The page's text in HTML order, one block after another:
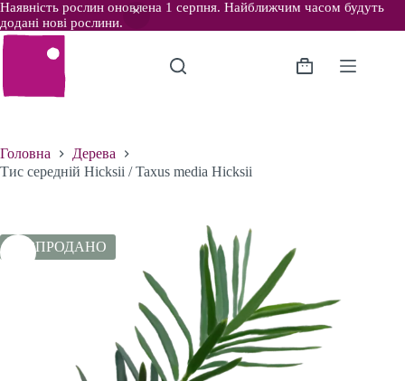
Наявність рослин оновлена 1 серпня. Найближчим часом будуть
додані нові рослини.
Перейти
до
Кошик
Головна
Дерева
Тис середній Hicksii / Taxus media Hicksii
РОЗПРОДАНО